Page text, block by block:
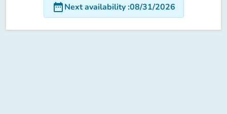
date_rangeNext availability:08/31/2026